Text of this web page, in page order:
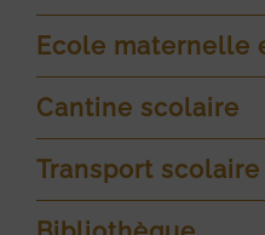
Ecole maternelle
Cantine scolaire
Transport scolaire